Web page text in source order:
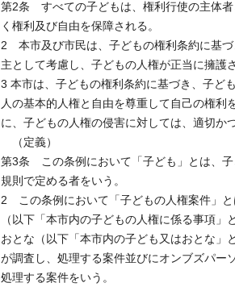
第2条 すべての子どもは、権利行使の主体
く権利及び自由を保障される。
2 本市及び市民は、子どもの権利条約に基
主として考慮し、子どもの人権が正当に擁護
3 本市は、子どもの権利条約に基づき、子ど
人の基本的人権と自由を尊重して自己の権利
に、子どもの人権の侵害に対しては、適切か
（定義）
第3条 この条例において「子ども」とは、
規則で定める者をいう。
2 この条例において「子どもの人権案件」
（以下「本市内の子どもの人権に係る事項
おとな（以下「本市内の子ども又はおとな」
が調査し、処理する案件並びにオンブズパー
処理する案件をいう。